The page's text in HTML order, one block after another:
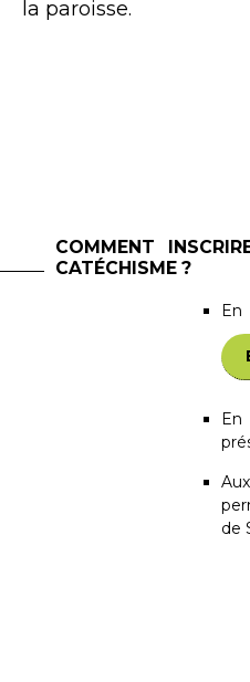
la paroisse.
COMMENT
CATÉCHISME ?
de